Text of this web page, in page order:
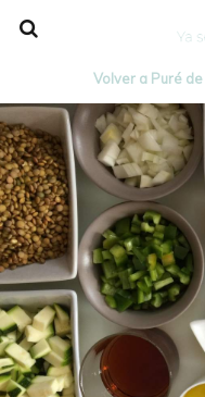
Volver a Puré